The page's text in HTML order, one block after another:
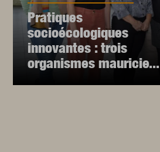
Pratiques
socioécologiques
innovantes : trois
organismes mauricie...